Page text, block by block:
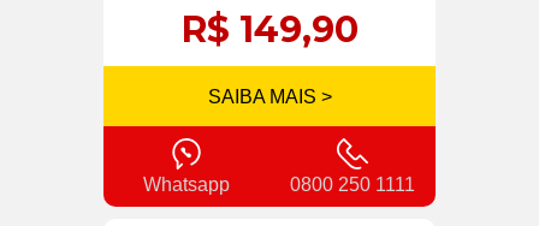
R$ 149,90
SAIBA MAIS >
Whatsapp 0800 250 1111